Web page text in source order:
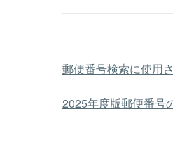
郵便番号検索に使用
2025年度版郵便番号